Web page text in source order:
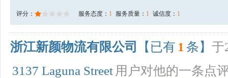
评分： 服务态度： 1 服务质量： 1 诚信度： 1
浙江新颜物流有限公司 【已有 1 条】 于
3137 Laguna Street 用户对他的一条点